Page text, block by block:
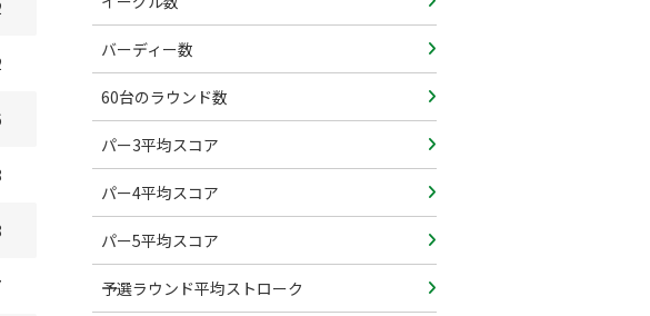
バーディー数
60台のラウンド数
パー3平均スコア
パー4平均スコア
パー5平均スコア
予選ラウンド平均ストローク